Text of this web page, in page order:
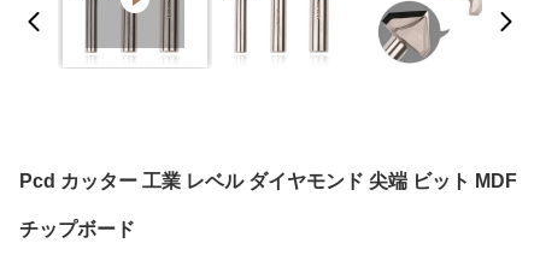
Pcd カッター 工業 レベル ダイヤモンド 尖端 ビット MDF
チップボード